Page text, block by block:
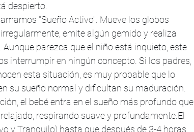
despierto.
"Sueño Activo". Mueve los globos
emite algún gemido y realiza
parezca que el niño está inquieto, este
interrumpir en ningún concepto. Si los padres,
esta situación, es muy probable que lo
su sueño normal y dificultan su maduración.
el bebé entra en el sueño más profundo que
respirando suave y profundamente.El
y Tranquilo) hasta que después de 3-4 horas,